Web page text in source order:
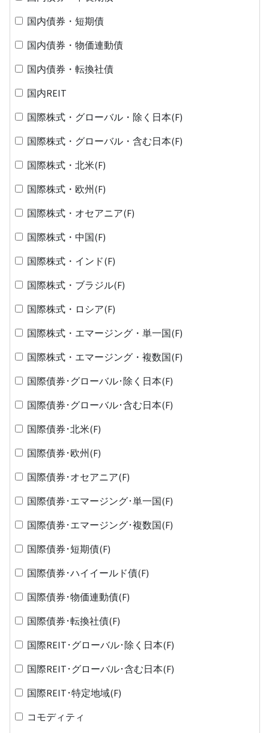
国内債券・短期債
国内債券・物価連動債
国内債券・転換社債
国内REIT
国際株式・グローバル・除く日本(F)
国際株式・グローバル・含む日本(F)
国際株式・北米(F)
国際株式・欧州(F)
国際株式・オセアニア(F)
国際株式・中国(F)
国際株式・インド(F)
国際株式・ブラジル(F)
国際株式・ロシア(F)
国際株式・エマージング・単一国(F)
国際株式・エマージング・複数国(F)
国際債券･グローバル･除く日本(F)
国際債券･グローバル･含む日本(F)
国際債券･北米(F)
国際債券･欧州(F)
国際債券･オセアニア(F)
国際債券･エマージング･単一国(F)
国際債券･エマージング･複数国(F)
国際債券･短期債(F)
国際債券･ハイイールド債(F)
国際債券･物価連動債(F)
国際債券･転換社債(F)
国際REIT･グローバル･除く日本(F)
国際REIT･グローバル･含む日本(F)
国際REIT･特定地域(F)
コモディティ